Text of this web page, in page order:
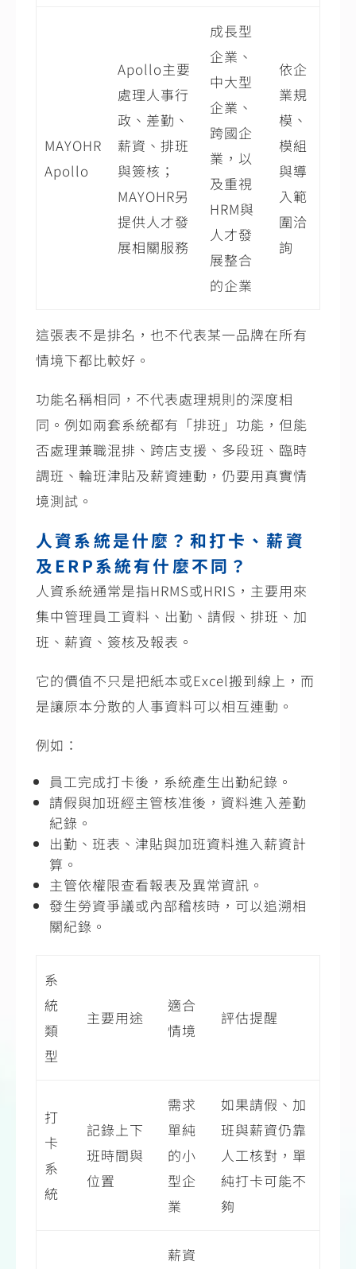
MAYOHR
Apollo
Apollo主要
處理人事行
政、差勤、
薪資、排班
與簽核；
MAYOHR另
提供人才發
展相關服務
成長型
企業、
中大型
企業、
跨國企
業，以
及重視
HRM與
人才發
展整合
的企業
依企
業規
模、
模組
與導
入範
圍洽
詢
這張表不是排名，也不代表某一品牌在所有
情境下都比較好。
功能名稱相同，不代表處理規則的深度相
同。例如兩套系統都有「排班」功能，但能
否處理兼職混排、跨店支援、多段班、臨時
調班、輪班津貼及薪資連動，仍要用真實情
境測試。
人資系統是什麼？和打卡、薪資
及ERP系統有什麼不同？
人資系統通常是指HRMS或HRIS，主要用來
集中管理員工資料、出勤、請假、排班、加
班、薪資、簽核及報表。
它的價值不只是把紙本或Excel搬到線上，而
是讓原本分散的人事資料可以相互連動。
例如：
員工完成打卡後，系統產生出勤紀錄。
請假與加班經主管核准後，資料進入差勤
紀錄。
出勤、班表、津貼與加班資料進入薪資計
算。
主管依權限查看報表及異常資訊。
發生勞資爭議或內部稽核時，可以追溯相
關紀錄。
系
統
類
型
主要用途
適合
情境
評估提醒
打
卡
系
統
記錄上下
班時間與
位置
需求
單純
的小
型企
業
如果請假、加
班與薪資仍靠
人工核對，單
純打卡可能不
夠
薪資